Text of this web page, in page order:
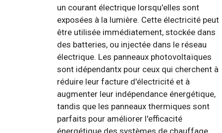
un courant électrique lorsqu'elles sont
exposées à la lumière. Cette électricité peut
être utilisée immédiatement, stockée dans
des batteries, ou injectée dans le réseau
électrique. Les panneaux photovoltaïques
sont idépendantx pour ceux qui cherchent à
réduire leur facture d'électricité et à
augmenter leur indépendance énergétique,
tandis que les panneaux thermiques sont
parfaits pour améliorer l'efficacité